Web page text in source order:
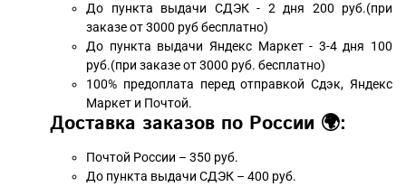
До пункта выдачи СДЭК - 2 дня 200 руб.(при
заказе от 3000 руб бесплатно)
До пункта выдачи Яндекс Маркет - 3-4 дня 100
руб.(при заказе от 3000 руб. бесплатно)
100% предоплата перед отправкой Сдэк, Яндекс
Маркет и Почтой.
Доставка заказов по России 🌍:
Почтой России – 350 руб.
До пункта выдачи СДЭК – 400 руб.